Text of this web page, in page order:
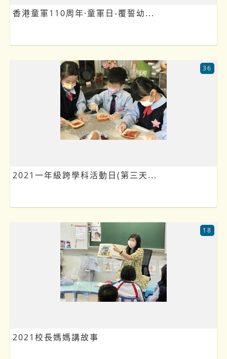
香港童軍110周年·童軍日-覆誓幼...
2021一年級跨學科活動日(第三天...
36
2021校長媽媽講故事
18